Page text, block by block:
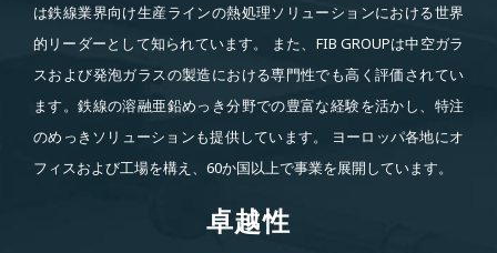
は鉄線業界向け生産ラインの熱処理ソリューションにおける世界
的リーダーとして知られています。 また、FIB GROUPは中空ガラ
スおよび発泡ガラスの製造における専門性でも高く評価されてい
ます。鉄線の溶融亜鉛めっき分野での豊富な経験を活かし、特注
のめっきソリューションも提供しています。 ヨーロッパ各地にオ
フィスおよび工場を構え、60か国以上で事業を展開しています。
卓越性
卓越性